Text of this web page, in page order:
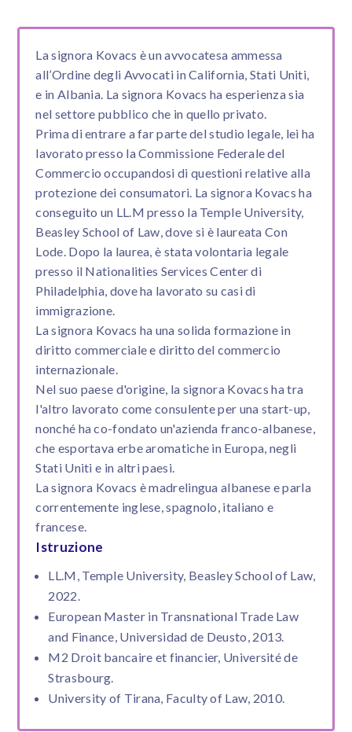
La signora Kovacs è un avvocatesa ammessa
all’Ordine degli Avvocati in California, Stati Uniti,
e in Albania. La signora Kovacs ha esperienza sia
nel settore pubblico che in quello privato.
Prima di entrare a far parte del studio legale, lei ha
lavorato presso la Commissione Federale del
Commercio occupandosi di questioni relative alla
protezione dei consumatori. La signora Kovacs ha
conseguito un LL.M presso la Temple University,
Beasley School of Law, dove si è laureata Con
Lode. Dopo la laurea, è stata volontaria legale
presso il Nationalities Services Center di
Philadelphia, dove ha lavorato su casi di
immigrazione.
La signora Kovacs ha una solida formazione in
diritto commerciale e diritto del commercio
internazionale.
Nel suo paese d'origine, la signora Kovacs ha tra
l'altro lavorato come consulente per una start-up,
nonché ha co-fondato un'azienda franco-albanese,
che esportava erbe aromatiche in Europa, negli
Stati Uniti e in altri paesi.
La signora Kovacs è madrelingua albanese e parla
correntemente inglese, spagnolo, italiano e
francese.
Istruzione
LL.M, Temple University, Beasley School of Law,
2022.
European Master in Transnational Trade Law
and Finance, Universidad de Deusto, 2013.
M2 Droit bancaire et financier, Université de
Strasbourg.
University of Tirana, Faculty of Law, 2010.